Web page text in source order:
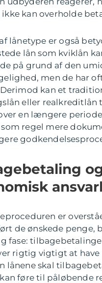
kan overholde
lånetype er også
lån som kviklån
på grund af den
men de har
kan et
eller realkreditlån
en længere
regel mere
er
de ønskede penge,
fase:
rigtig vigtigt at have
lånene skal
føre til påløbende